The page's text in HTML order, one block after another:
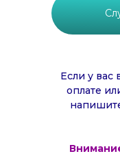
Если у вас
оплате